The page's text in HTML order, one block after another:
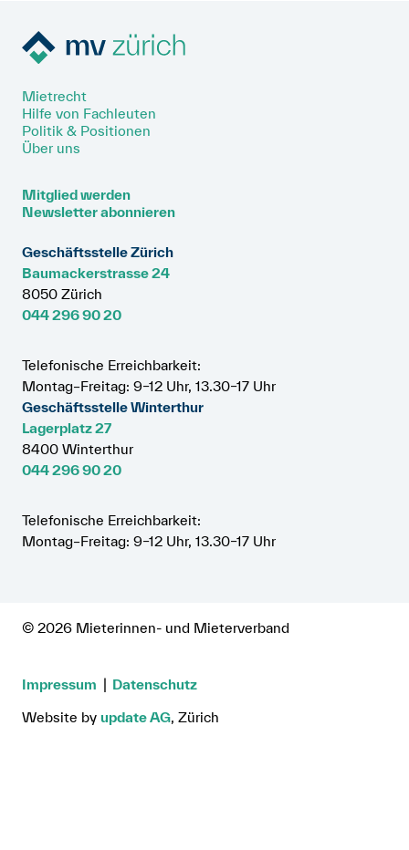
Mietrecht
Hilfe von Fachleuten
Politik & Positionen
Über uns
Mitglied werden
Newsletter abonnieren
Geschäftsstelle Zürich
Baumackerstrasse 24
8050 Zürich
044 296 90 20
Telefonische Erreichbarkeit:
Montag–Freitag: 9–12 Uhr, 13.30–17 Uhr
Geschäftsstelle Winterthur
Lagerplatz 27
8400 Winterthur
044 296 90 20
Telefonische Erreichbarkeit:
Montag–Freitag: 9–12 Uhr, 13.30–17 Uhr
© 2026 Mieterinnen- und Mieterverband
Impressum
Datenschutz
Website by update AG , Zürich